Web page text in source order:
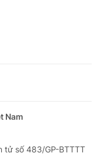
Nam
tử số 483/GP-BTTTT